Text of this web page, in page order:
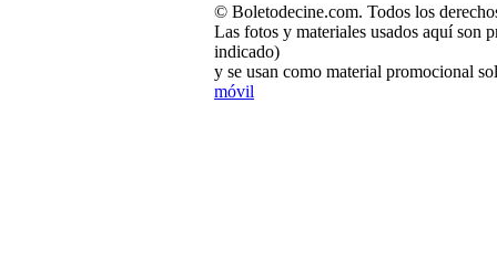
© Boletodecine.com. Todos los
Las fotos y materiales usados aquí son
indicado)
y se usan como material promocional
móvil